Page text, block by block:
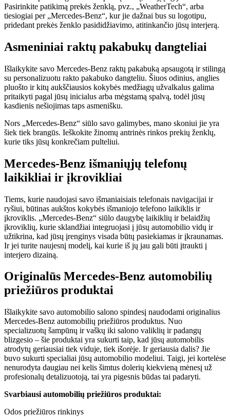
Pasirinkite patikimą prekės ženklą, pvz., „WeatherTech“, arba
tiesiogiai per „Mercedes-Benz“, kur jie dažnai bus su logotipu,
pridedant prekės ženklo pasididžiavimo, atitinkančio jūsų interjerą.
Asmeniniai raktų pakabukų dangteliai
Išlaikykite savo Mercedes-Benz raktų pakabuką apsaugotą ir stilingą
su personalizuotu rakto pakabuko dangteliu. Šiuos odinius, anglies
pluošto ir kitų aukščiausios kokybės medžiagų užvalkalus galima
pritaikyti pagal jūsų inicialus arba mėgstamą spalvą, todėl jūsų
kasdienis nešiojimas taps asmenišku.
Nors „Mercedes-Benz“ siūlo savo galimybes, mano skoniui jie yra
šiek tiek brangūs. Ieškokite žinomų antrinės rinkos prekių ženklų,
kurie tiks jūsų konkrečiam pulteliui.
Mercedes-Benz išmaniųjų telefonų
laikikliai ir įkrovikliai
Tiems, kurie naudojasi savo išmaniaisiais telefonais navigacijai ir
ryšiui, būtinas aukštos kokybės išmaniojo telefono laikiklis ir
įkroviklis. „Mercedes-Benz“ siūlo daugybę laikiklių ir belaidžių
įkroviklių, kurie sklandžiai integruojasi į jūsų automobilio vidų ir
užtikrina, kad jūsų įrenginys visada būtų pasiekiamas ir įkraunamas.
Ir jei turite naujesnį modelį, kai kurie iš jų jau gali būti įtraukti į
interjero dizainą.
Originalūs Mercedes-Benz automobilių
priežiūros produktai
Išlaikykite savo automobilio salono spindesį naudodami originalius
Mercedes-Benz automobilių priežiūros produktus. Nuo
specializuotų šampūnų ir vaškų iki salono valiklių ir padangų
blizgesio – šie produktai yra sukurti taip, kad jūsų automobilis
atrodytų geriausiai tiek viduje, tiek išorėje. Ir geriausia dalis? Jie
buvo sukurti specialiai jūsų automobilio modeliui. Taigi, jei kortelėse
nenurodyta daugiau nei kelis šimtus dolerių kiekvieną mėnesį už
profesionalų detalizuotoją, tai yra pigesnis būdas tai padaryti.
Svarbiausi automobilių priežiūros produktai:
Odos priežiūros rinkinys